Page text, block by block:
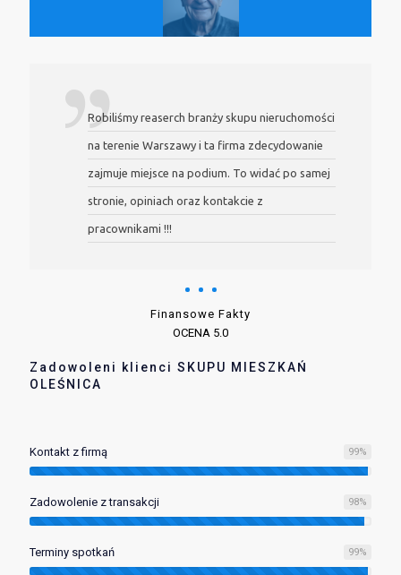
Robiliśmy reaserch branży skupu nieruchomości
na terenie Warszawy i ta firma zdecydowanie
zajmuje miejsce na podium. To widać po samej
stronie, opiniach oraz kontakcie z
pracownikami !!!
Finansowe Fakty
OCENA 5.0
Zadowoleni klienci SKUPU MIESZKAŃ
OLEŚNICA
Kontakt z firmą 99%
Zadowolenie z transakcji 98%
Terminy spotkań 99%